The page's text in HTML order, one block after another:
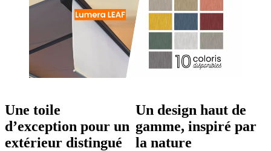
Une toile
d’exception pour un
extérieur distingué
Un design haut de
gamme, inspiré par
la nature